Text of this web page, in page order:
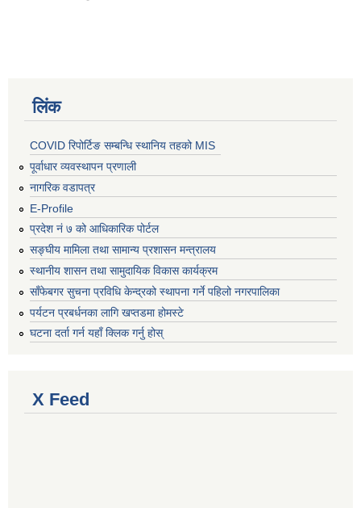
लिंक
COVID रिपोर्टिङ सम्बन्धि स्थानिय तहको MIS
पूर्वाधार व्यवस्थापन प्रणाली
नागरिक वडापत्र
E-Profile
प्रदेश नं ७ को आधिकारिक पोर्टल
सङ्घीय मामिला तथा सामान्य प्रशासन मन्त्रालय
स्थानीय शासन तथा सामुदायिक विकास कार्यक्रम
साँफेबगर सुचना प्रविधि केन्द्रको स्थापना गर्ने पहिलो नगरपालिका
पर्यटन प्रबर्धनका लागि खप्तडमा होमस्टे
घटना दर्ता गर्न यहाँ क्लिक गर्नु होस्
X Feed